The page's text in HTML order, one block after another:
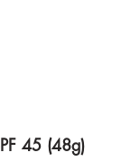
45 (48g)